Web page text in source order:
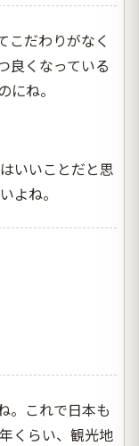
こだわりがなく
良くなっている
ね。
いいことだと思
よね。
。これで日本も
くらい、観光地